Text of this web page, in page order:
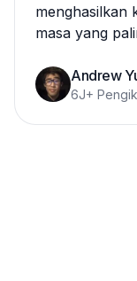
menghasilkan
masa yang
Andrew
6J+